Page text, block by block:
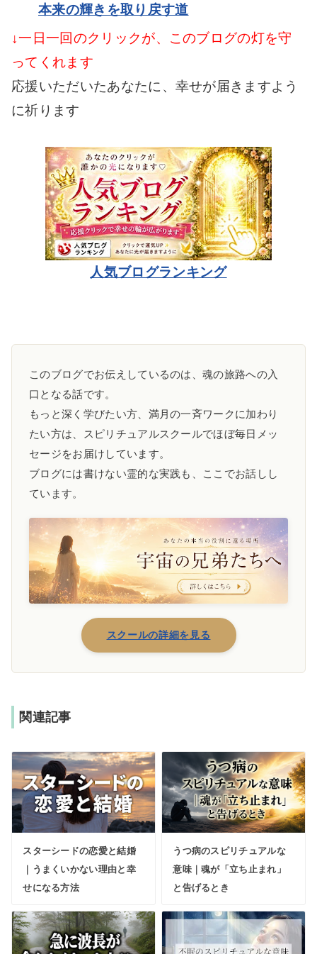
本来の輝きを取り戻す道
↓一日一回のクリックが、このブログの灯を守
ってくれます
応援いただいたあなたに、幸せが届きますよう
に祈ります
人気ブログランキング
このブログでお伝えしているのは、魂の旅路への入
口となる話です。
もっと深く学びたい方、満月の一斉ワークに加わり
たい方は、スピリチュアルスクールでほぼ毎日メッ
セージをお届けしています。
ブログには書けない霊的な実践も、ここでお話しし
ています。
スクールの詳細を見る
関連記事
スターシードの恋愛と結婚
｜うまくいかない理由と幸
せになる方法
うつ病のスピリチュアルな
意味｜魂が「立ち止まれ」
と告げるとき